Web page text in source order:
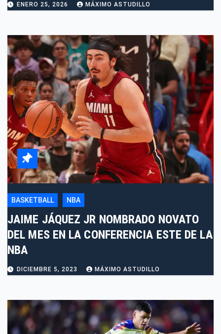
ENERO 25, 2026 MÁXIMO ASTUDILLO
BASKETBALL NBA
JAIME JÁQUEZ JR NOMBRADO NOVATO
DEL MES EN LA CONFERENCIA ESTE DE LA
NBA
DICIEMBRE 5, 2023 MÁXIMO ASTUDILLO